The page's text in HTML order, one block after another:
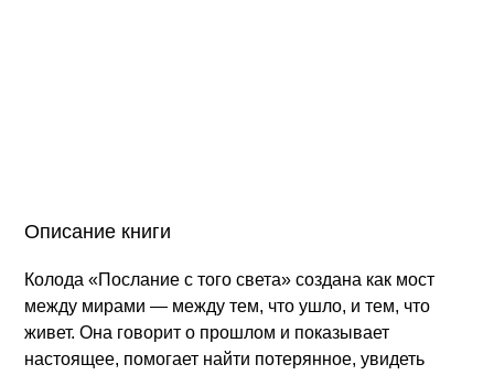
Описание книги
Колода «Послание с того света» создана как мост
между мирами — между тем, что ушло, и тем, что
живет. Она говорит о прошлом и показывает
настоящее, помогает найти потерянное, увидеть